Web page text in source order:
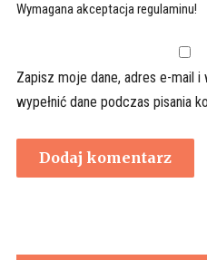
Wymagana akceptacja regulaminu!
Zapisz moje dane, adres e-mail
wypełnić dane podczas pisania